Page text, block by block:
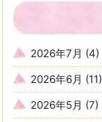
2026年7月 (4)
2026年6月 (11)
2026年5月 (7)